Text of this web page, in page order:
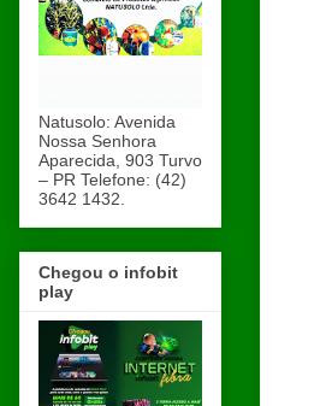
Natusolo: Avenida
Nossa Senhora
Aparecida, 903 Turvo
– PR Telefone: (42)
3642 1432.
Chegou o infobit
play